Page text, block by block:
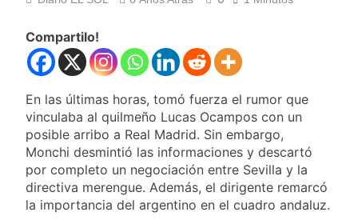
abuso sexual
nuevas marchas
contra el Gobierno
1 Día Atrás
La noche del Afro
Quilmeño: boxeo de
primer nivel en la sede
de Quilmes
2 Días Atrás
La Diócesis de
Quilmes celebró la
visita del Papa León
XIV a la Argentina
2 Días Atrás
Figuras de la cultura
se sumaron a la
marcha frente al
Congreso contra la
2 Días Atrás
Compartilo!
En las últimas horas, tomó fuerza el rumor que
vinculaba al quilmeño Lucas Ocampos con un
posible arribo a Real Madrid. Sin embargo,
Monchi desmintió las informaciones y descartó
por completo un negociación entre Sevilla y la
directiva merengue. Además, el dirigente remarcó
la importancia del argentino en el cuadro andaluz.